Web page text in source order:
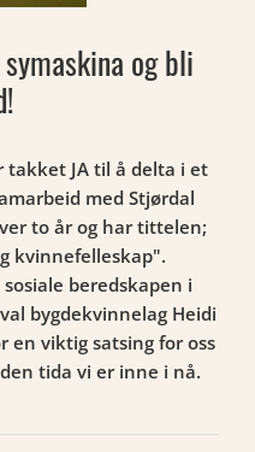
og bli
takket JA til å delta i et
med Stjørdal
to år og har tittelen;
kvinnefelleskap".
beredskapen i
bygdekvinnelag Heidi
en viktig satsing for oss
tida vi er inne i nå.